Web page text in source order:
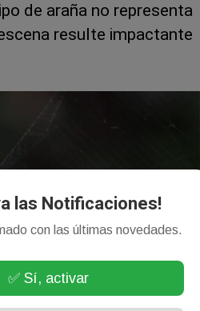
de araña no representa
resulte impactante
las Notificaciones!
con las últimas novedades.
✅ Sí, activar